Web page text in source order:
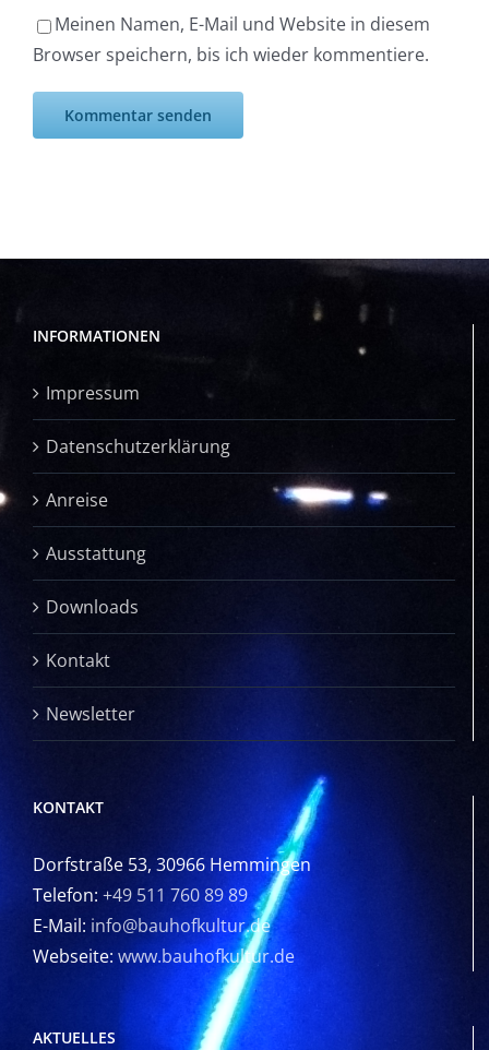
Meinen Namen, E-Mail und Website in diesem
Browser speichern, bis ich wieder kommentiere.
INFORMATIONEN
Impressum
Datenschutzerklärung
Anreise
Ausstattung
Downloads
Kontakt
Newsletter
KONTAKT
Dorfstraße 53, 30966 Hemmingen
Telefon: +49 511 760 89 89
E-Mail: info@bauhofkultur.de
Webseite: www.bauhofkultur.de
AKTUELLES